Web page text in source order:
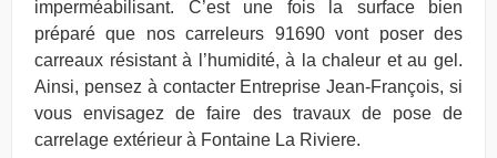
imperméabilisant. C’est une fois la surface bien
préparé que nos carreleurs 91690 vont poser des
carreaux résistant à l’humidité, à la chaleur et au gel.
Ainsi, pensez à contacter Entreprise Jean-François, si
vous envisagez de faire des travaux de pose de
carrelage extérieur à Fontaine La Riviere.